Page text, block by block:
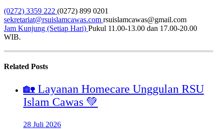
(0272) 3359 222 (0272) 899 0201
sekretariat@rsuislamcawas.com rsuislamcawas@gmail.com
Jam Kunjung (Setiap Hari) Pukul 11.00-13.00 dan 17.00-20.00
WIB.
Related Posts
🏡 Layanan Homecare Unggulan RSU
Islam Cawas 💚
28 Juli 2026